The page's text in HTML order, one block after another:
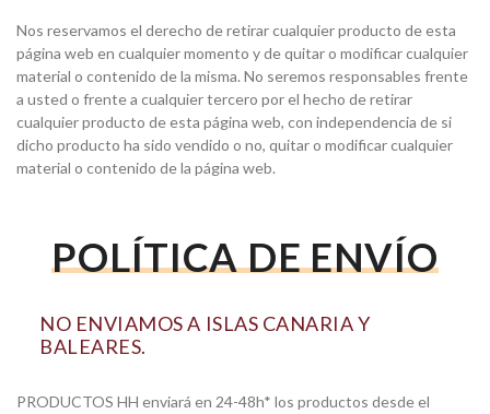
Nos reservamos el derecho de retirar cualquier producto de esta
página web en cualquier momento y de quitar o modificar cualquier
material o contenido de la misma. No seremos responsables frente
a usted o frente a cualquier tercero por el hecho de retirar
cualquier producto de esta página web, con independencia de si
dicho producto ha sido vendido o no, quitar o modificar cualquier
material o contenido de la página web.
POLÍTICA DE ENVÍO
NO ENVIAMOS A ISLAS CANARIA Y
BALEARES.
PRODUCTOS HH enviará en 24-48h* los productos desde el